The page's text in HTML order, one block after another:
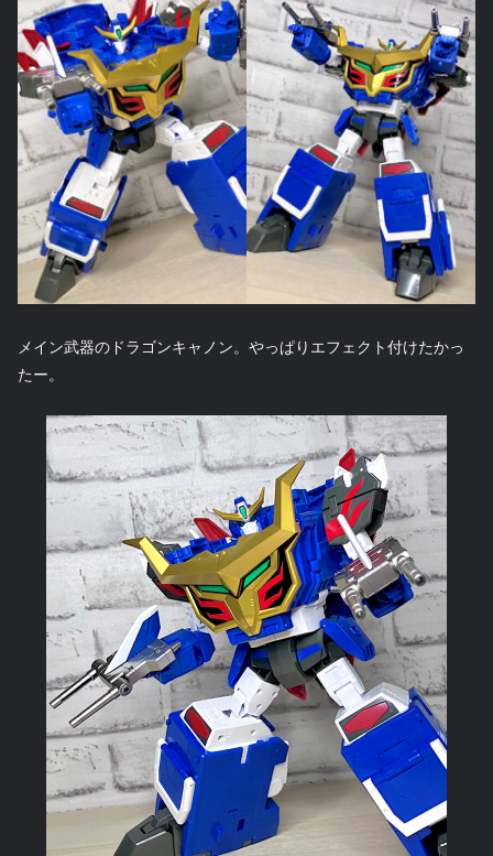
メイン武器のドラゴンキャノン。やっぱりエフェクト付けたかっ
たー。